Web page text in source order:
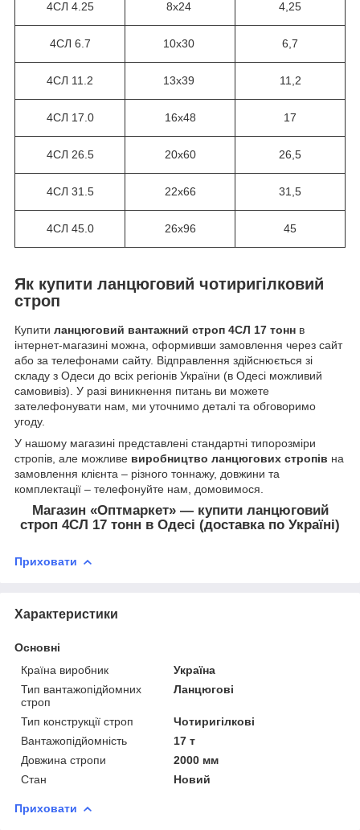
4СЛ 4.25 8х24 4,25
4СЛ 6.7 10х30 6,7
4СЛ 11.2 13х39 11,2
4СЛ 17.0 16х48 17
4СЛ 26.5 20х60 26,5
4СЛ 31.5 22х66 31,5
4СЛ 45.0 26х96 45
Як купити ланцюговий чотиригілковий
строп
Купити ланцюговий вантажний строп 4СЛ 17 тонн в
інтернет-магазині можна, оформивши замовлення через сайт
або за телефонами сайту. Відправлення здійснюється зі
складу з Одеси до всіх регіонів України (в Одесі можливий
самовивіз). У разі виникнення питань ви можете
зателефонувати нам, ми уточнимо деталі та обговоримо
угоду.
У нашому магазині представлені стандартні типорозміри
стропів, але можливе виробництво ланцюгових стропів на
замовлення клієнта – різного тоннажу, довжини та
комплектації – телефонуйте нам, домовимося.
Магазин «Оптмаркет» — купити ланцюговий
строп 4СЛ 17 тонн в Одесі (доставка по Україні)
Приховати
Характеристики
Основні
Країна виробник
Україна
Тип вантажопідйомних
строп
Ланцюгові
Тип конструкції строп
Чотиригілкові
Вантажопідйомність
17 т
Довжина стропи
2000 мм
Стан
Новий
Приховати